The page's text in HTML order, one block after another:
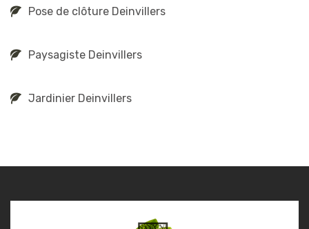
Pose de clôture Deinvillers
Paysagiste Deinvillers
Jardinier Deinvillers